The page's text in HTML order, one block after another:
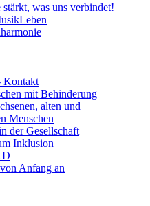
was uns verbindet!
Kontakt
mit Behinderung
alten und
Menschen
der Gesellschaft
Inklusion
Anfang an